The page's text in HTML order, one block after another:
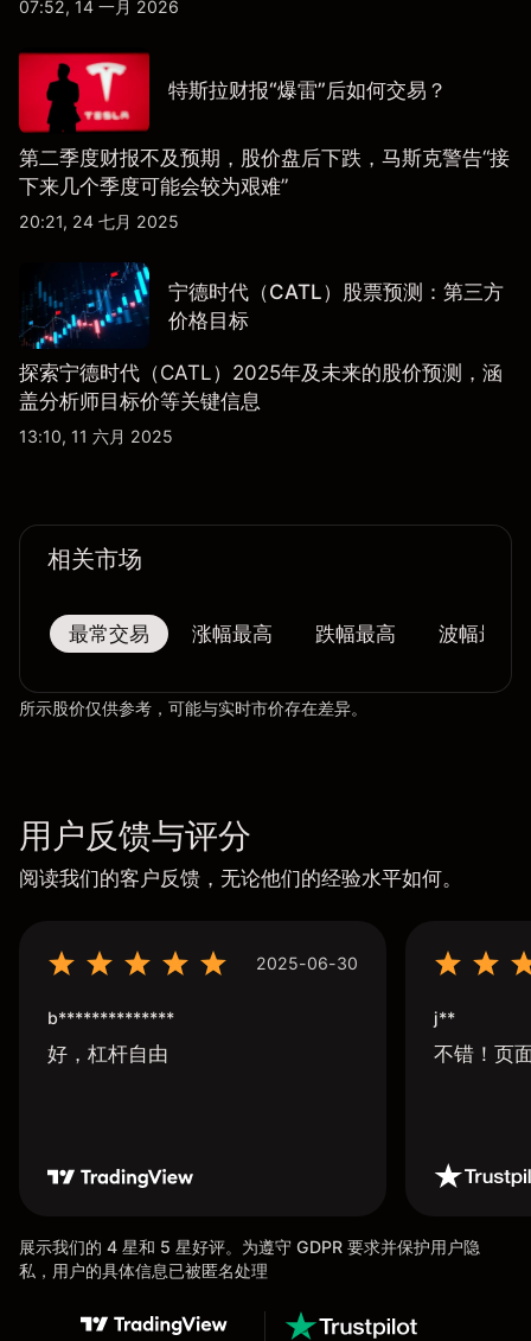
07:52, 14 一月 2026
特斯拉财报“爆雷”后如何交易？
第二季度财报不及预期，股价盘后下跌，马斯克警告“接
下来几个季度可能会较为艰难”
20:21, 24 七月 2025
宁德时代（CATL）股票预测：第三方
价格目标
探索宁德时代（CATL）2025年及未来的股价预测，涵
盖分析师目标价等关键信息
13:10, 11 六月 2025
相关市场
最常交易 涨幅最高 跌幅最高 波幅最大
所示股价仅供参考，可能与实时市价存在差异。
用户反馈与评分
阅读我们的客户反馈，无论他们的经验水平如何。
2025-06-30
b**************
好，杠杆自由
j**
不错！页
展示我们的 4 星和 5 星好评。为遵守 GDPR 要求并保护用户隐
私，用户的具体信息已被匿名处理